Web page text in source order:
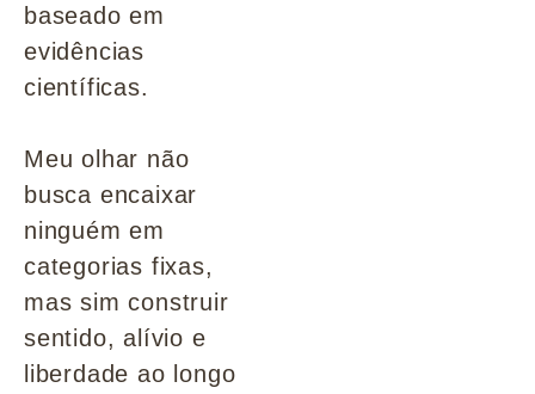
baseado em
evidências
científicas.
Meu olhar não
busca encaixar
ninguém em
categorias fixas,
mas sim construir
sentido, alívio e
liberdade ao longo